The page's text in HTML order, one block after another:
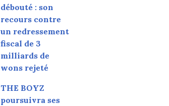
débouté : son
recours contre
un redressement
fiscal de 3
milliards de
wons rejeté
THE BOYZ
poursuivra ses